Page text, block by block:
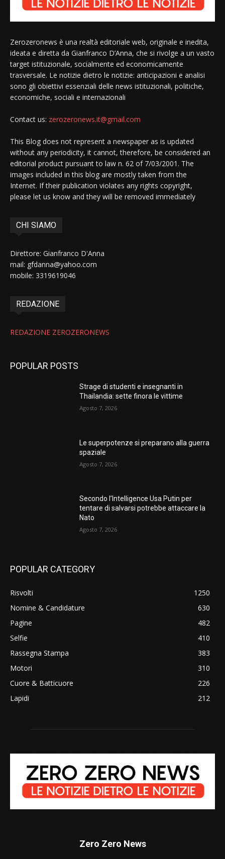
Zerozeronews è una realtà editoriale web, originale e inedita,
ideata e diretta da Gianfranco D’Anna, che si rivolge a un vasto
target istituzionale, socialmente ed economicamente
trasversale. Le notizie dietro le notizie: anticipazioni e analisi
sono gli obiettivi essenziali delle news istituzionali, politiche,
economiche, sociali e internazionali
Contact us: zerozeronews.it@gmail.com
This Blog does not represent a newspaper as is updated
without any periodicity, it cannot, therefore, be considered an
editorial product pursuant to law n. 62 of 7/03/2001. The
images included in this blog are mostly taken from the
Internet. If their publication violates any rights copyright,
please let us know and they will be removed immediately
CHI SIAMO
Direttore: Gianfranco D'Anna
mail: gfdanna@yahoo.com
mobile: 3319619046
REDAZIONE
REDAZIONE ZEROZERONEWS
POPULAR POSTS
Strage di studenti e insegnanti in
Thailandia: sette finora le vittime
Agosto 7, 2026
Le superpotenze si preparano alla guerra
spaziale
Agosto 7, 2026
Secondo l’Intelligence Usa Putin per
tentare di salvarsi potrebbe attaccare la
Nato
Agosto 7, 2026
POPULAR CATEGORY
Risvolti
1250
Nomine & Candidature
630
Pagine
482
Selfie
410
Rassegna Stampa
383
Motori
310
Cuore & Batticuore
226
Lapidi
212
Zero Zero News